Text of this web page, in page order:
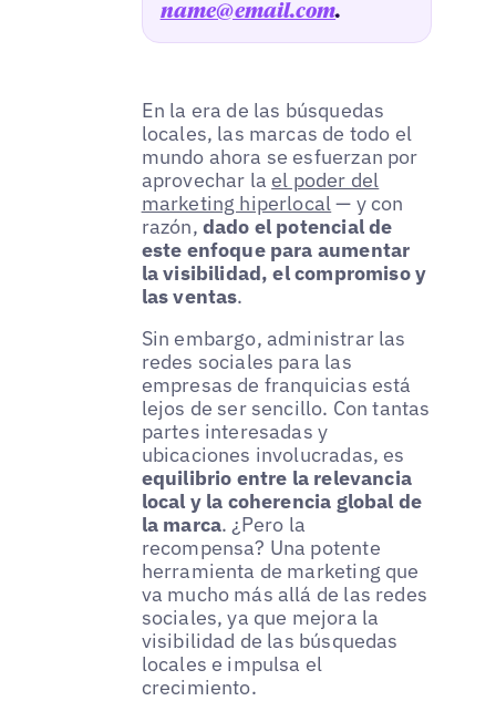
name@email.com.
En la era de las búsquedas
locales, las marcas de todo el
mundo ahora se esfuerzan por
aprovechar la el poder del
marketing hiperlocal— y con
razón, dado el potencial de
este enfoque para aumentar
la visibilidad, el compromiso y
las ventas.
Sin embargo, administrar las
redes sociales para las
empresas de franquicias está
lejos de ser sencillo. Con tantas
partes interesadas y
ubicaciones involucradas, es
equilibrio entre la relevancia
local y la coherencia global de
la marca. ¿Pero la
recompensa? Una potente
herramienta de marketing que
va mucho más allá de las redes
sociales, ya que mejora la
visibilidad de las búsquedas
locales e impulsa el
crecimiento.